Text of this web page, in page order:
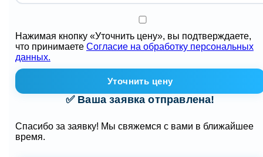
Нажимая кнопку «Уточнить цену», вы подтверждаете,
что принимаетеСогласие на обработку персональных
данных.
Уточнить цену
✅ Ваша заявка отправлена!
Спасибо за заявку! Мы свяжемся с вами в ближайшее
время.